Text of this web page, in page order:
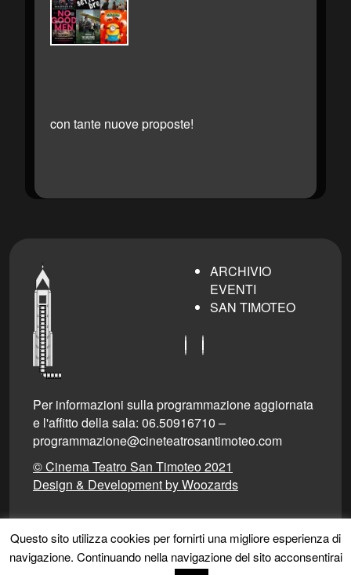
con tante nuove proposte!
ARCHIVIO
EVENTI
SAN TIMOTEO
Per informazioni sulla programmazione aggiornata
e l'affitto della sala: 06.50916710 –
programmazione@cineteatrosantimoteo.com
© Cinema Teatro San Timoteo 2021
Design & Development by Woozards
sottotitoli e audio descrizioni su smartphone e
tablet.
Questo sito utilizza cookies per fornirti una migliore esperienza di
navigazione. Continuando nella navigazione del sito acconsentirai